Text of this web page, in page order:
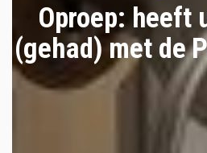
Oproep: heeft
(gehad) met de